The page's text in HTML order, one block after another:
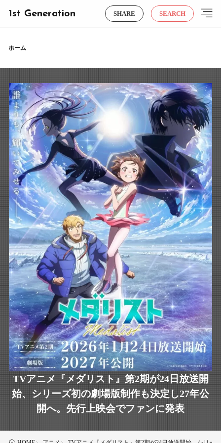
1st Generation SHARE SEARCH
ホーム
TVアニメ『メダリスト』第2期が24日放送開
始、シリーズ初の劇場版制作も決定し27年公
開へ。先行上映会でファンに発表